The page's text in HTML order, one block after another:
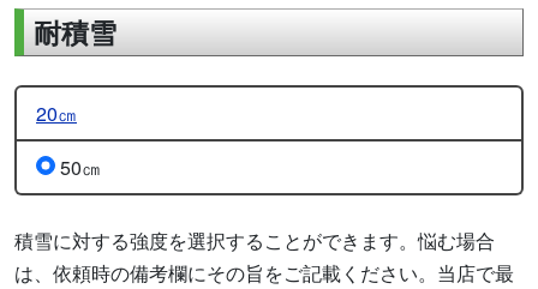
耐積雪
積雪に対する強度を選択することができます。悩む場合
は、依頼時の備考欄にその旨をご記載ください。当店で最
20㎝
50㎝